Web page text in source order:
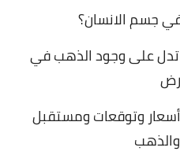
جسم الانسان؟
تدل على وجود الذهب في
وتوقعات ومستقبل